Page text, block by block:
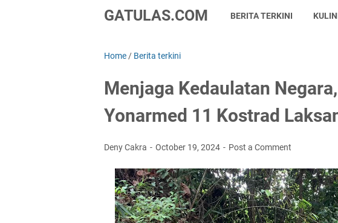
GATULAS.COM BERITA TERKINI
Home / Berita terkini
Menjaga Kedaulatan
Yonarmed 11 Kostrad
Deny Cakra October 19, 2024 Post a Comment